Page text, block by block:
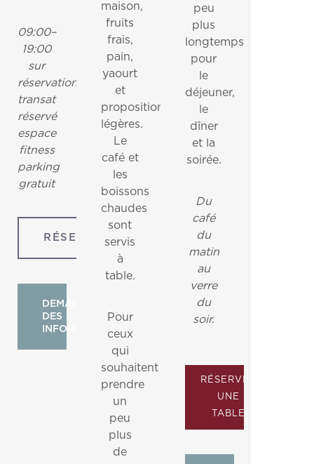
09:00–
19:00
sur
réservation
transat
réservé
espace
fitness
parking
gratuit
RÉSERVER
DEMANDER
DES
INFORMATIONS
maison,
fruits
frais,
pain,
yaourt
et
propositions
légères.
Le
café et
les
boissons
chaudes
sont
servis
à
table.
Pour
ceux
qui
souhaitent
prendre
un
peu
plus
de
peu
plus
longtemps,
pour
le
déjeuner,
le
dîner
et la
soirée.
Du
café
du
matin
au
verre
du
soir.
RÉSERVER
UNE
TABLE